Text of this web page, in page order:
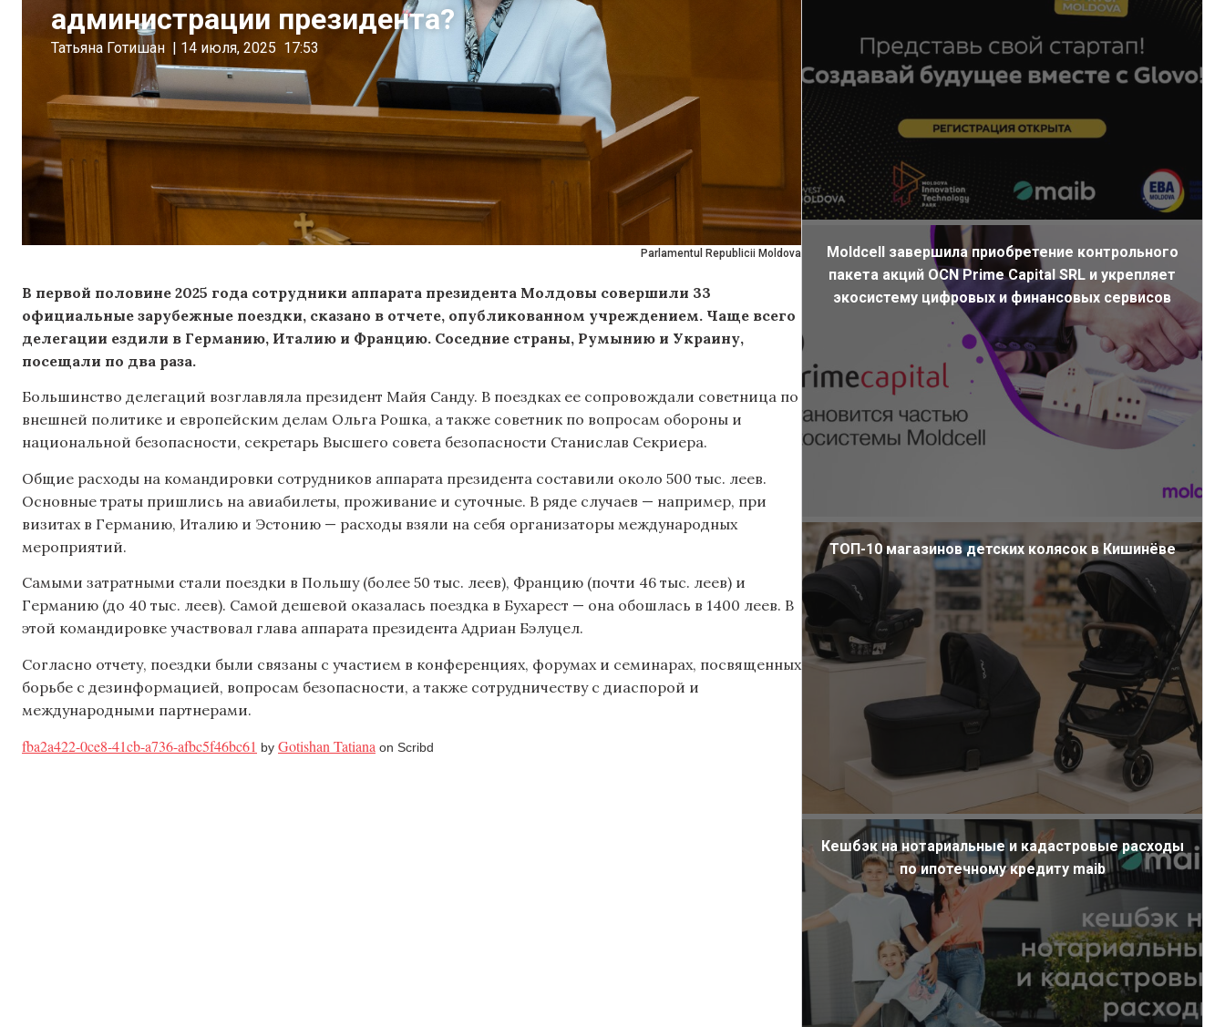
Parlamentul Republicii Moldova
администрации президента?
Татьяна Готишан | 14 июля, 2025 17:53
В первой половине 2025 года сотрудники аппарата президента Молдовы совершили 33
официальные зарубежные поездки, сказано в отчете, опубликованном учреждением. Чаще всего
делегации ездили в Германию, Италию и Францию. Соседние страны, Румынию и Украину,
посещали по два раза.
Большинство делегаций возглавляла президент Майя Санду. В поездках ее сопровождали советница по
внешней политике и европейским делам Ольга Рошка, а также советник по вопросам обороны и
национальной безопасности, секретарь Высшего совета безопасности Станислав Секриера.
Общие расходы на командировки сотрудников аппарата президента составили около 500 тыс. леев.
Основные траты пришлись на авиабилеты, проживание и суточные. В ряде случаев — например, при
визитах в Германию, Италию и Эстонию — расходы взяли на себя организаторы международных
мероприятий.
Самыми затратными стали поездки в Польшу (более 50 тыс. леев), Францию (почти 46 тыс. леев) и
Германию (до 40 тыс. леев). Самой дешевой оказалась поездка в Бухарест — она обошлась в 1400 леев. В
этой командировке участвовал глава аппарата президента Адриан Бэлуцел.
Согласно отчету, поездки были связаны с участием в конференциях, форумах и семинарах, посвященных
борьбе с дезинформацией, вопросам безопасности, а также сотрудничеству с диаспорой и
международными партнерами.
fba2a422-0ce8-41cb-a736-afbc5f46bc61 by Gotishan Tatiana on Scribd
Moldcell завершила приобретение контрольного
пакета акций OCN Prime Capital SRL и укрепляет
экосистему цифровых и финансовых сервисов
ТОП-10 магазинов детских колясок в Кишинёве
Кешбэк на нотариальные и кадастровые расходы
по ипотечному кредиту maib